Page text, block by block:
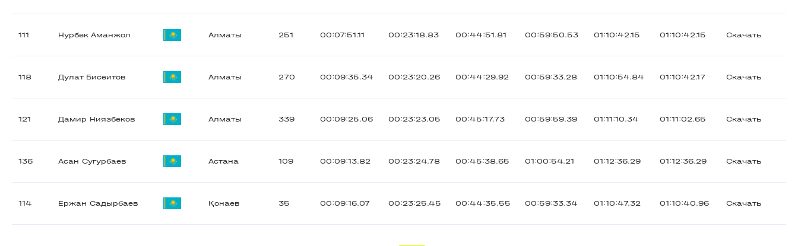
111 Нурбек Аманжол Алматы 251 00:07:51.11 00:23:18.83 00:44:51.81 00:59:50.53 01:10:42.15 01:10:42.15 Скачать
118 Дулат Бисеитов Алматы 270 00:09:35.34 00:23:20.26 00:44:29.92 00:59:33.28 01:10:54.84 01:10:42.17 Скачать
121 Дамир Ниязбеков Алматы 339 00:09:25.06 00:23:23.05 00:45:17.73 00:59:59.39 01:11:10.34 01:11:02.65 Скачать
136 Асан Сугурбаев Астана 109 00:09:13.82 00:23:24.78 00:45:38.65 01:00:54.21 01:12:36.29 01:12:36.29 Скачать
114 Ержан Садырбаев Қонаев 35 00:09:16.07 00:23:25.45 00:44:35.55 00:59:33.34 01:10:47.32 01:10:40.96 Скачать